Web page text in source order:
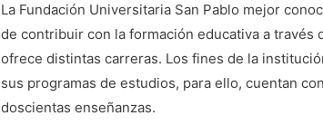
La Fundación Universitaria San Pablo mejor
de contribuir con la formación educativa a través
ofrece distintas carreras. Los fines de la
sus programas de estudios, para ello, cuentan
doscientas enseñanzas.